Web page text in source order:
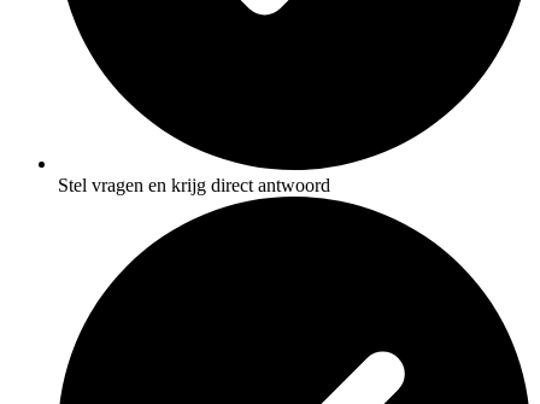
Stel vragen en krijg direct antwoord